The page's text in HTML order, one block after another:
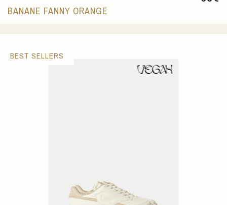
BANANE FANNY ORANGE
BEST SELLERS